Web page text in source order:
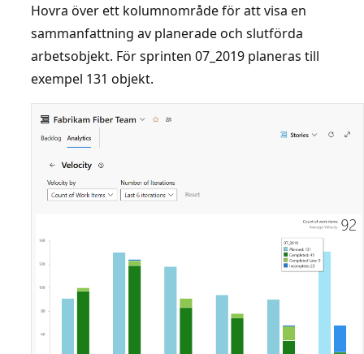
Hovra över ett kolumnområde för att visa en
sammanfattning av planerade och slutförda
arbetsobjekt. För sprinten 07_2019 planeras till
exempel 131 objekt.